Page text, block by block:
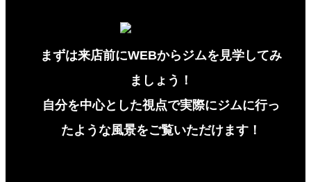
まずは来店前にWEBからジムを見学してみ
ましょう！
自分を中心とした視点で実際にジムに行っ
たような風景をご覧いただけます！